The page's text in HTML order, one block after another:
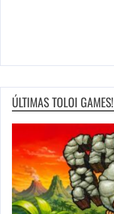
ÚLTIMAS TOLOI GAMES!